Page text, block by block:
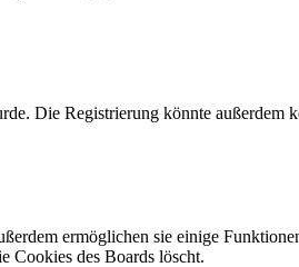
Die Registrierung könnte außerdem
ermöglichen sie einige
Cookies des Boards löscht.